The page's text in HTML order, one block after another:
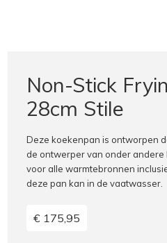
Non-Stick
28cm Stile
Deze koekenpan is ontworpen
de ontwerper van onder andere
voor alle warmtebronnen
deze pan kan in de vaatwasser.
€ 175,95